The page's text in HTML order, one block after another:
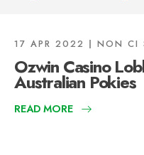
17 APR 2022 NON CI
Ozwin Casino
Australian Pokies
READ MORE